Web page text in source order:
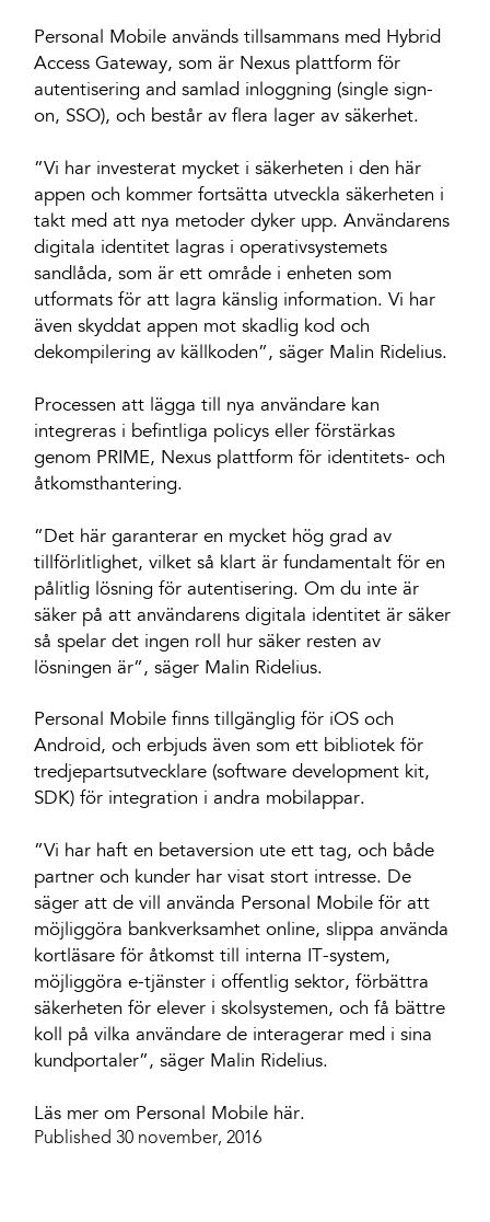
Personal Mobile används tillsammans med Hybrid
Access Gateway, som är Nexus plattform för
autentisering and samlad inloggning (single sign-
on, SSO), och består av flera lager av säkerhet.
”Vi har investerat mycket i säkerheten i den här
appen och kommer fortsätta utveckla säkerheten i
takt med att nya metoder dyker upp. Användarens
digitala identitet lagras i operativsystemets
sandlåda, som är ett område i enheten som
utformats för att lagra känslig information. Vi har
även skyddat appen mot skadlig kod och
dekompilering av källkoden”, säger Malin Ridelius.
Processen att lägga till nya användare kan
integreras i befintliga policys eller förstärkas
genom PRIME, Nexus plattform för identitets- och
åtkomsthantering.
”Det här garanterar en mycket hög grad av
tillförlitlighet, vilket så klart är fundamentalt för en
pålitlig lösning för autentisering. Om du inte är
säker på att användarens digitala identitet är säker
så spelar det ingen roll hur säker resten av
lösningen är”, säger Malin Ridelius.
Personal Mobile finns tillgänglig för iOS och
Android, och erbjuds även som ett bibliotek för
tredjepartsutvecklare (software development kit,
SDK) för integration i andra mobilappar.
”Vi har haft en betaversion ute ett tag, och både
partner och kunder har visat stort intresse. De
säger att de vill använda Personal Mobile för att
möjliggöra bankverksamhet online, slippa använda
kortläsare för åtkomst till interna IT-system,
möjliggöra e-tjänster i offentlig sektor, förbättra
säkerheten för elever i skolsystemen, och få bättre
koll på vilka användare de interagerar med i sina
kundportaler”, säger Malin Ridelius.
Läs mer om Personal Mobile här.
Published 30 november, 2016